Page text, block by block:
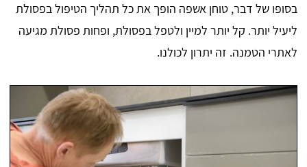
בסופו של דבר, טוחן אשפה הופך את כל תהליך הטיפול בפסולת
ליעיל יותר. קל יותר למיין ולטפל בפסולת, ופחות פסולת מגיעה
לאתרי הטמנה. זה יתרון לכולנו.